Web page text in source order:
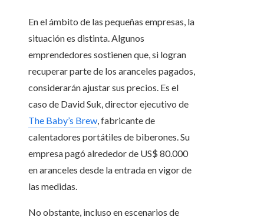
En el ámbito de las pequeñas empresas, la
situación es distinta. Algunos
emprendedores sostienen que, si logran
recuperar parte de los aranceles pagados,
considerarán ajustar sus precios. Es el
caso de David Suk, director ejecutivo de
The Baby’s Brew, fabricante de
calentadores portátiles de biberones. Su
empresa pagó alrededor de US$ 80.000
en aranceles desde la entrada en vigor de
las medidas.
No obstante, incluso en escenarios de